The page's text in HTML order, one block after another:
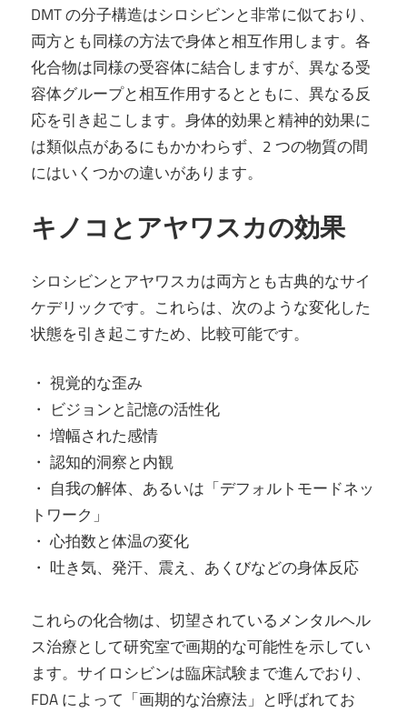
DMT の分子構造はシロシビンと非常に似ており、
両方とも同様の方法で身体と相互作用します。各
化合物は同様の受容体に結合しますが、異なる受
容体グループと相互作用するとともに、異なる反
応を引き起こします。身体的効果と精神的効果に
は類似点があるにもかかわらず、2 つの物質の間
にはいくつかの違いがあります。
キノコとアヤワスカの効果
シロシビンとアヤワスカは両方とも古典的なサイ
ケデリックです。これらは、次のような変化した
状態を引き起こすため、比較可能です。
・ 視覚的な歪み
・ ビジョンと記憶の活性化
・ 増幅された感情
・ 認知的洞察と内観
・ 自我の解体、あるいは「デフォルトモードネッ
トワーク」
・ 心拍数と体温の変化
・ 吐き気、発汗、震え、あくびなどの身体反応
これらの化合物は、切望されているメンタルヘル
ス治療として研究室で画期的な可能性を示してい
ます。サイロシビンは臨床試験まで進んでおり、
FDA によって「画期的な治療法」と呼ばれてお